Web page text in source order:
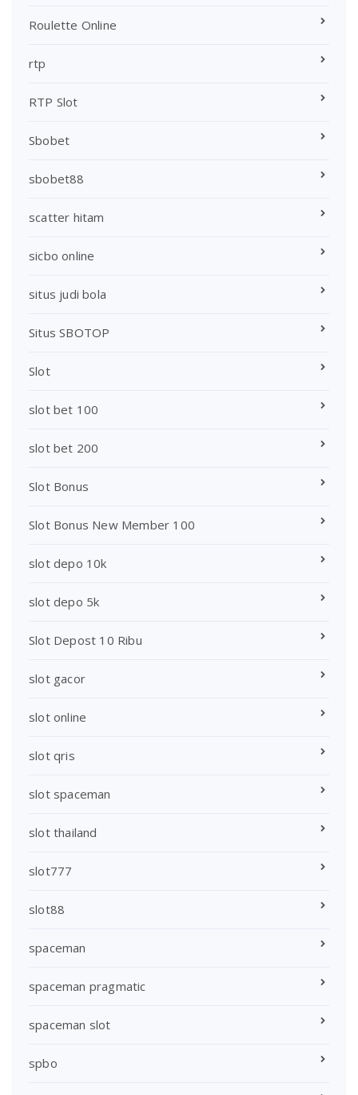
Roulette Online
rtp
RTP Slot
Sbobet
sbobet88
scatter hitam
sicbo online
situs judi bola
Situs SBOTOP
Slot
slot bet 100
slot bet 200
Slot Bonus
Slot Bonus New Member 100
slot depo 10k
slot depo 5k
Slot Depost 10 Ribu
slot gacor
slot online
slot qris
slot spaceman
slot thailand
slot777
slot88
spaceman
spaceman pragmatic
spaceman slot
spbo